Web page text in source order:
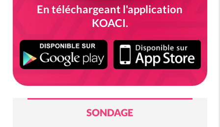
En téléchargeant l'application
KOACI.
SONDAGE